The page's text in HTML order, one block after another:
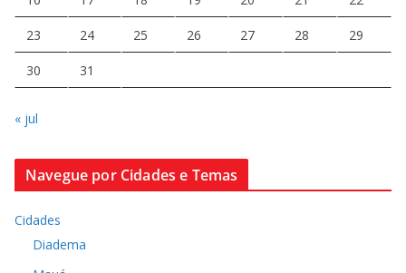
23 24 25 26 27 28 29
30 31
« jul
Navegue por Cidades e Temas
Cidades
Diadema